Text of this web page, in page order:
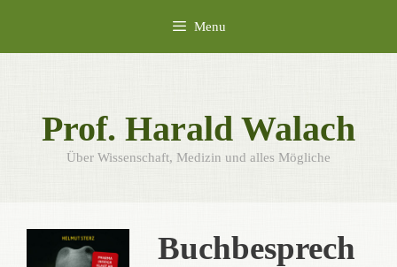
content
Menu
Prof. Harald Walach
Über Wissenschaft, Medizin und alles Mögliche
Buchbesprech